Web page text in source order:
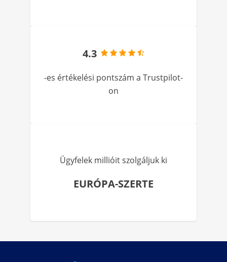
4.3
-es értékelési pontszám a Trustpilot-
on
Ügyfelek millióit szolgáljuk ki
EURÓPA-SZERTE